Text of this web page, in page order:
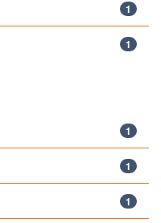
1
1
1
1
1